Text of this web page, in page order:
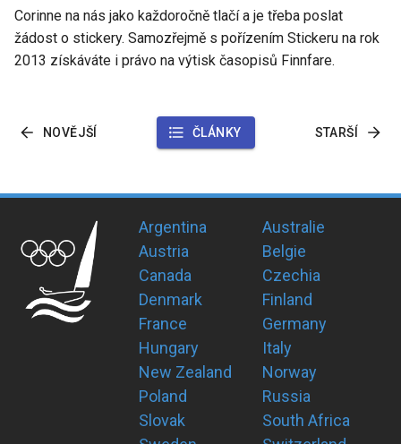
Corinne na nás jako každoročně tlačí a je třeba poslat
žádost o stickery. Samozřejmě s pořízením Stickeru na rok
2013 získáváte i právo na výtisk časopisů Finnfare.
NOVĚJŠÍ ČLÁNKY STARŠÍ
Argentina
Australie
Austria
Belgie
Canada
Czechia
Denmark
Finland
France
Germany
Hungary
Italy
New Zealand
Norway
Poland
Russia
Slovak
South Africa